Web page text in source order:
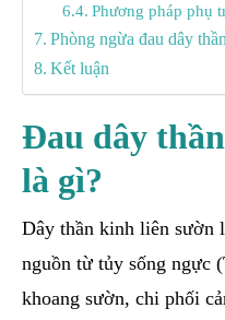
Phương pháp phụ
Phòng ngừa đau dây
Kết luận
Đau dây
là gì?
Dây thần kinh liên sườn
nguồn từ tủy sống ngực
khoang sườn, chi phối